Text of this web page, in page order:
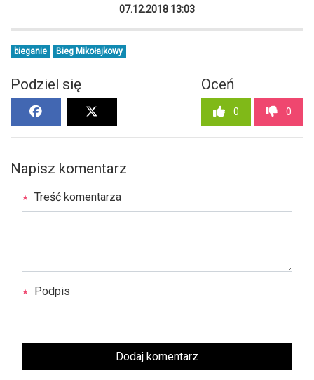
07.12.2018 13:03
bieganie Bieg Mikołajkowy
Podziel się Oceń
0 0
Napisz komentarz
Treść komentarza
Podpis
Dodaj komentarz